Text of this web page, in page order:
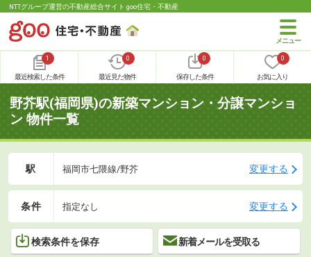
NTTグループ運営の不動産総合サイト goo住宅・不動産
1
最近検索した条件
0
最近見た物件
0
保存した条件
0
お気に入り
野芥駅(福岡県)の新築マンション・分譲マンショ
ン 物件一覧
駅 福岡市七隈線/野芥 変更する
条件 指定なし 変更する
検索条件を保存 新着メールを受取る